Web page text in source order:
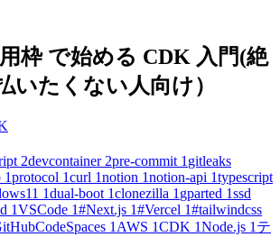
枠 で始める CDK 入門(絶
いたくない人向け）
2devcontainer 2pre-commit 1 gitleaks
1protocol 1curl 1notion 1notion-api 1typescript
1dual-boot 1clonezilla 1 gparted 1ssd
1VSCode 1#Next.js 1#Vercel 1#tailwindcss
1 AWS 1CDK 1Node.js 1 テ